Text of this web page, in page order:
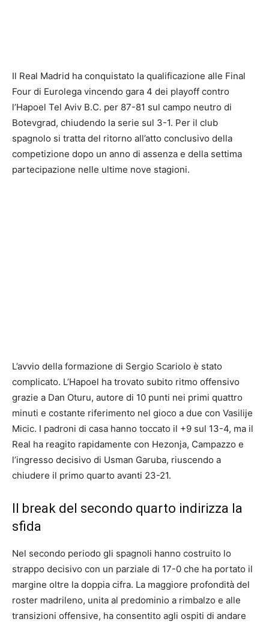
Il Real Madrid ha conquistato la qualificazione alle Final
Four di Eurolega vincendo gara 4 dei playoff contro
l’Hapoel Tel Aviv B.C. per 87-81 sul campo neutro di
Botevgrad, chiudendo la serie sul 3-1. Per il club
spagnolo si tratta del ritorno all’atto conclusivo della
competizione dopo un anno di assenza e della settima
partecipazione nelle ultime nove stagioni.
L’avvio della formazione di Sergio Scariolo è stato
complicato. L’Hapoel ha trovato subito ritmo offensivo
grazie a Dan Oturu, autore di 10 punti nei primi quattro
minuti e costante riferimento nel gioco a due con Vasilije
Micic. I padroni di casa hanno toccato il +9 sul 13-4, ma il
Real ha reagito rapidamente con Hezonja, Campazzo e
l’ingresso decisivo di Usman Garuba, riuscendo a
chiudere il primo quarto avanti 23-21.
Il break del secondo quarto indirizza la
sfida
Nel secondo periodo gli spagnoli hanno costruito lo
strappo decisivo con un parziale di 17-0 che ha portato il
margine oltre la doppia cifra. La maggiore profondità del
roster madrileno, unita al predominio a rimbalzo e alle
transizioni offensive, ha consentito agli ospiti di andare